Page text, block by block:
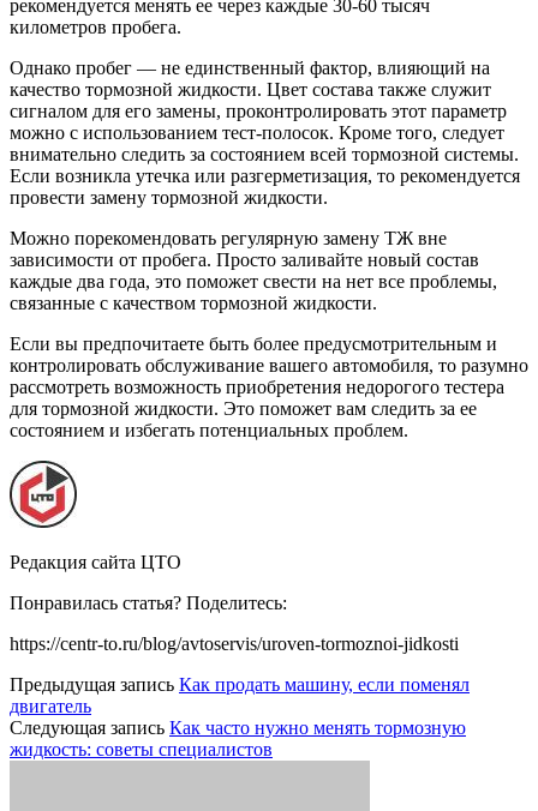
рекомендуется менять ее через каждые 30-60 тысяч
километров пробега.
Однако пробег — не единственный фактор, влияющий на
качество тормозной жидкости. Цвет состава также служит
сигналом для его замены, проконтролировать этот параметр
можно с использованием тест-полосок. Кроме того, следует
внимательно следить за состоянием всей тормозной системы.
Если возникла утечка или разгерметизация, то рекомендуется
провести замену тормозной жидкости.
Можно порекомендовать регулярную замену ТЖ вне
зависимости от пробега. Просто заливайте новый состав
каждые два года, это поможет свести на нет все проблемы,
связанные с качеством тормозной жидкости.
Если вы предпочитаете быть более предусмотрительным и
контролировать обслуживание вашего автомобиля, то разумно
рассмотреть возможность приобретения недорогого тестера
для тормозной жидкости. Это поможет вам следить за ее
состоянием и избегать потенциальных проблем.
Редакция сайта ЦТО
Понравилась статья? Поделитесь:
https://centr-to.ru/blog/avtoservis/uroven-tormoznoi-jidkosti
Предыдущая запись Как продать машину, если поменял
двигатель
Следующая запись Как часто нужно менять тормозную
жидкость: советы специалистов